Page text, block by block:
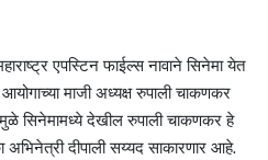
एपस्टिन फाईल्स नावाने सिनेमा येत
माजी अध्यक्ष रुपाली चाकणकर
सिनेमामध्ये देखील रुपाली चाकणकर हे
अभिनेत्री दीपाली सय्यद साकारणार आहे.